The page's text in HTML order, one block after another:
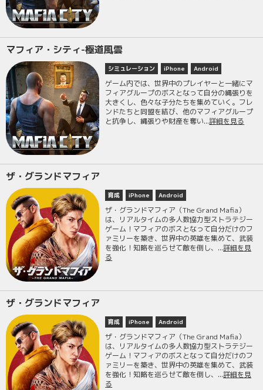
マフィア・シティ-極道風雲
シミュレーション iPhone Android
ゲーム内では、世界中のプレイヤーと一緒にマ
フィアグループのボスとなって自分の縄張りを
大きくし、色々な子分たちを集めていく。フレ
ンドたちと同盟を結び、他のマフィアグループ
と抗争し、縄張りや財産を奪い...詳細を見る
ザ・グランドマフィア
育成 iPhone Android
ザ・グランドマフィア（The Grand Mafia）
は、リアルタイムの多人数協力型ストラテジー
ゲーム！マフィアのボスとなって自分だけのフ
ァミリーを築き、世界中の英雄を集めて、武装
を強化！知略を巡らせて敵を倒し、...詳細を見
る
ザ・グランドマフィア
育成 iPhone Android
ザ・グランドマフィア（The Grand Mafia）
は、リアルタイムの多人数協力型ストラテジー
ゲーム！マフィアのボスとなって自分だけのフ
ァミリーを築き、世界中の英雄を集めて、武装
を強化！知略を巡らせて敵を倒し、...詳細を見
る